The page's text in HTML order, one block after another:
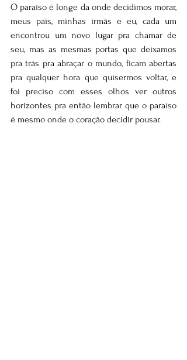
O paraíso é longe da onde decidimos morar,
meus pais, minhas irmãs e eu, cada um
encontrou um novo lugar pra chamar de
seu, mas as mesmas portas que deixamos
pra trás pra abraçar o mundo, ficam abertas
pra qualquer hora que quisermos voltar, e
foi preciso com esses olhos ver outros
horizontes pra então lembrar que o paraíso
é mesmo onde o coração decidir pousar.